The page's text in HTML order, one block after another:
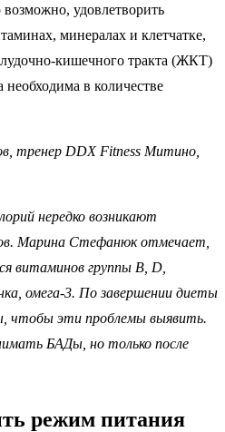
возможно, удовлетворить
минералах и клетчатке,
кишечного тракта (ЖКТ)
в количестве
тренер DDX Fitness Митино,
нередко возникают
Марина Стефанюк отмечает,
витаминов группы В, D,
омега-3. По завершении диеты
чтобы эти проблемы выявить.
БАДы, но только после
режим питания